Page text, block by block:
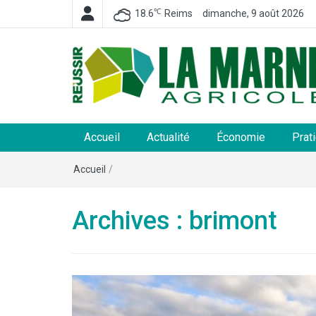
18.6℃ Reims dimanche, 9 août 2026
La Marne Agricole
et rurales
Accueil Actualité Économie
Accueil /
Archives : brimont